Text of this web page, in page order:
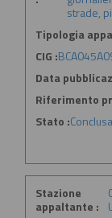
strade,
Tipologia
CIG :
Data
Riferimento
Stato :
Stazione
appaltante :